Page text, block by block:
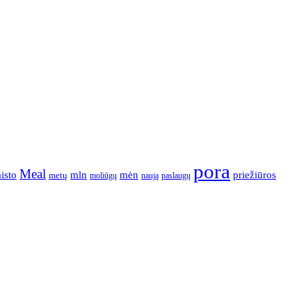
Meal metų mln moliūgų mėn naują paslaugų pora priežiūros